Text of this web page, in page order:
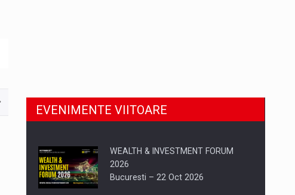
EVENIMENTE VIITOARE
WEALTH & INVESTMENT FORUM
2026
Bucuresti – 22 Oct 2026